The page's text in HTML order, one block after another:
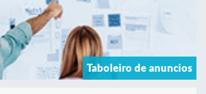
Taboleiro de anuncios